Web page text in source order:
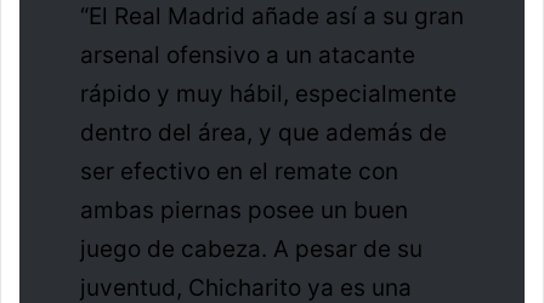
“El Real Madrid añade así a su gran
arsenal ofensivo a un atacante
rápido y muy hábil, especialmente
dentro del área, y que además de
ser efectivo en el remate con
ambas piernas posee un buen
juego de cabeza. A pesar de su
juventud, Chicharito ya es una